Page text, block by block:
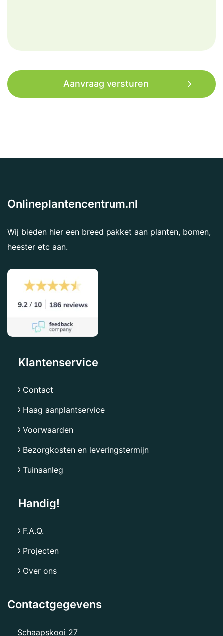
Onlineplantencentrum.nl
Wij bieden hier een breed pakket aan planten, bomen,
heester etc aan.
Klantenservice
Contact
Haag aanplantservice
Voorwaarden
Bezorgkosten en leveringstermijn
Tuinaanleg
Handig!
F.A.Q.
Projecten
Over ons
Contactgegevens
Schaapskooi 27